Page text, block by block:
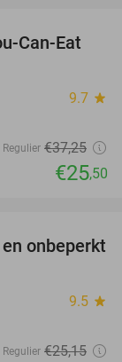
32%
Can-Eat
9.7 star
Regulier €37,25
€25,50
50%
onbeperkt
9.5 star
Regulier €25,15